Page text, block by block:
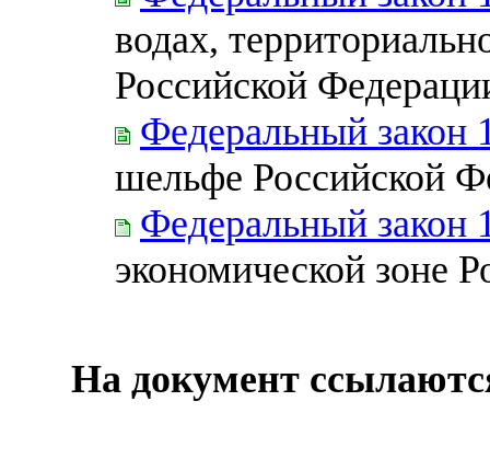
водах,
Российской
Федеральный закон
шельфе Российской
Федеральный закон
экономической зоне
На документ